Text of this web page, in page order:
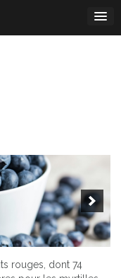
rouges, dont 74